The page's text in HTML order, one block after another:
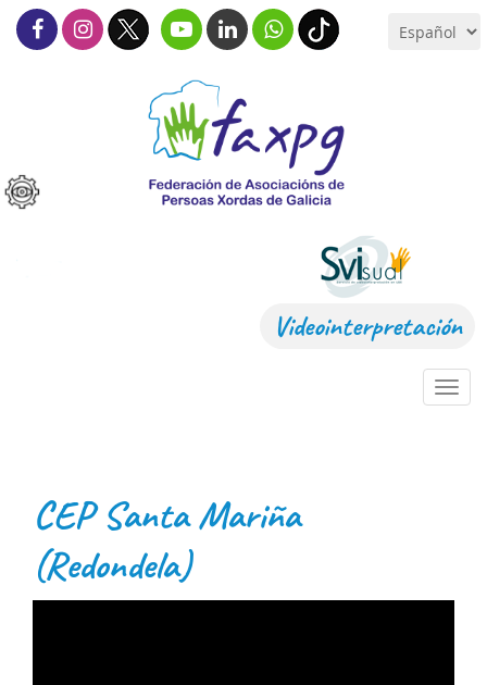
Videointerpretación
CEP Santa Mariña
(Redondela)